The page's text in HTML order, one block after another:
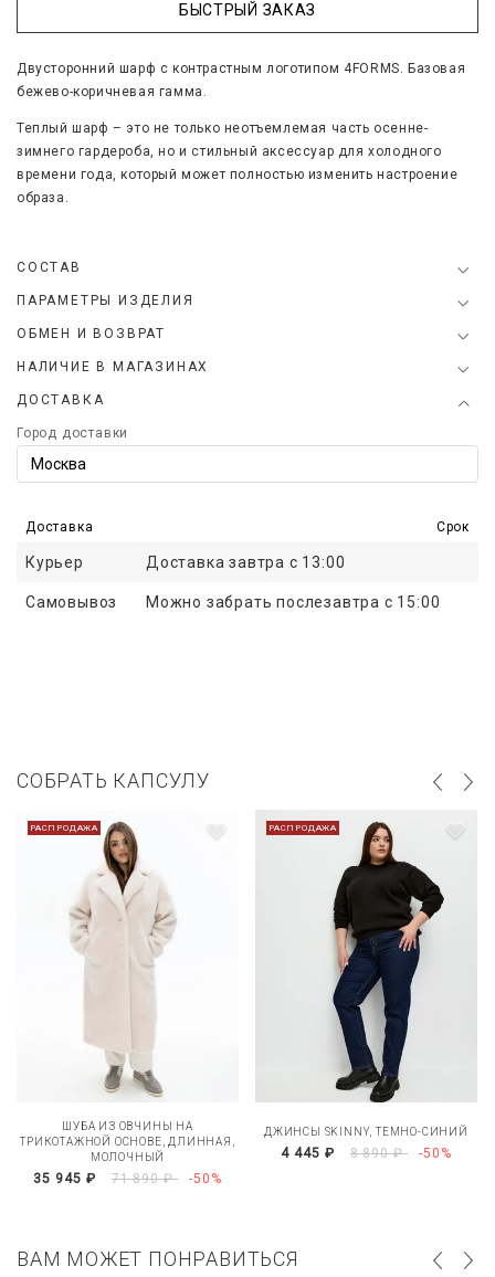
БЫСТРЫЙ ЗАКАЗ
Двусторонний шарф с контрастным логотипом 4FORMS. Базовая
бежево-коричневая гамма.
Теплый шарф – это не только неотъемлемая часть осенне-
зимнего гардероба, но и стильный аксессуар для холодного
времени года, который может полностью изменить настроение
образа.
СОСТАВ
ПАРАМЕТРЫ ИЗДЕЛИЯ
ОБМЕН И ВОЗВРАТ
НАЛИЧИЕ В МАГАЗИНАХ
ДОСТАВКА
Город доставки
Доставка Срок
Курьер Доставка завтра с 13:00
Самовывоз Можно забрать послезавтра с 15:00
СОБРАТЬ КАПСУЛУ
РАСПРОДАЖА
ШУБА ИЗ ОВЧИНЫ НА
ТРИКОТАЖНОЙ ОСНОВЕ, ДЛИННАЯ,
МОЛОЧНЫЙ
35 945 ₽ 71 890 ₽ -50%
РАСПРОДАЖА
ДЖИНСЫ SKINNY, ТЕМНО-СИНИЙ
4 445 ₽ 8 890 ₽ -50%
ВАМ МОЖЕТ ПОНРАВИТЬСЯ